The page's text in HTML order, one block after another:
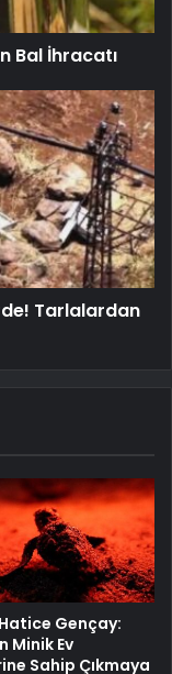
Bal İhracatı
Tarlalardan
Gençay:
Minik Ev
Sahip Çıkmaya